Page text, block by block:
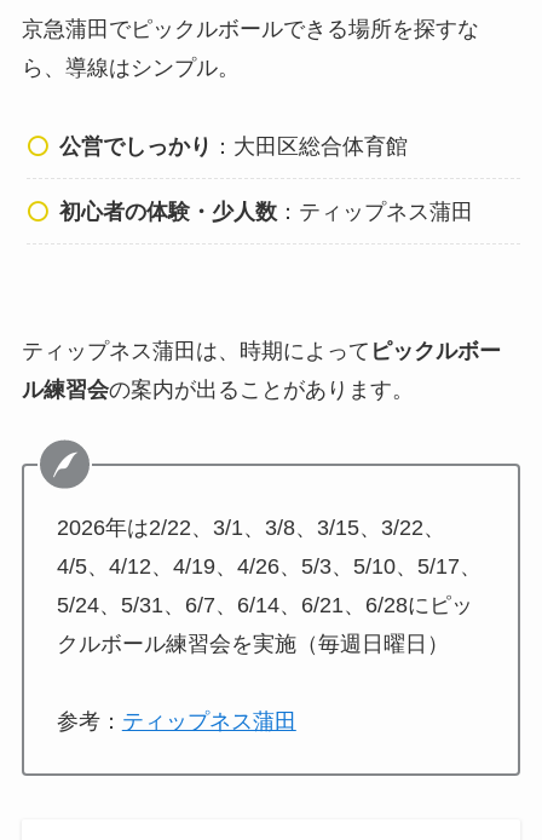
京急蒲田でピックルボールできる場所を探すな
ら、導線はシンプル。
公営でしっかり ：大田区総合体育館
初心者の体験・少人数 ：ティップネス蒲田
ティップネス蒲田は、時期によって ピックルボー
ル練習会の案内が出ることがあります。
2026年は2/22、3/1、3/8、3/15、3/22、
4/5、4/12、4/19、4/26、5/3、5/10、5/17、
5/24、5/31、6/7、6/14、6/21、6/28にピッ
クルボール練習会を実施（毎週日曜日）
参考： ティップネス蒲田